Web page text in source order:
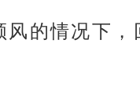
的情况下，